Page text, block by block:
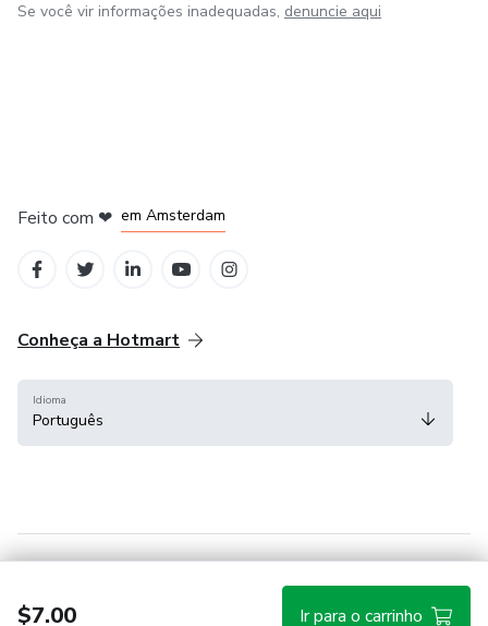
$7.00 Ir para o carrinho
Se você vir informações inadequadas, denuncie aqui
Feito com ❤ em Amsterdam
Conheça a Hotmart
Idioma
Português